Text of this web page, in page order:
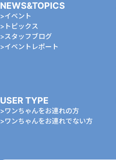
NEWS&TOPICS
イベント
トピックス
スタッフブログ
イベントレポート
USER TYPE
ワンちゃんをお連れの⽅
ワンちゃんをお連れでない⽅